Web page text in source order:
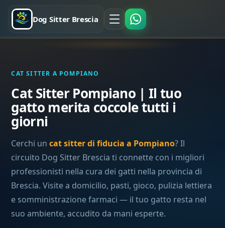
Dog Sitter Brescia
CAT SITTER A POMPIANO
Cat Sitter Pompiano | Il tuo
gatto merita coccole tutti i
giorni
Cerchi uncat sitter di fiducia a Pompiano? Il
circuito Dog Sitter Brescia ti connette con i migliori
professionisti nella cura dei gatti nella provincia di
Brescia. Visite a domicilio, pasti, gioco, pulizia lettiera
e somministrazione farmaci — il tuo gatto resta nel
suo ambiente, accudito da mani esperte.